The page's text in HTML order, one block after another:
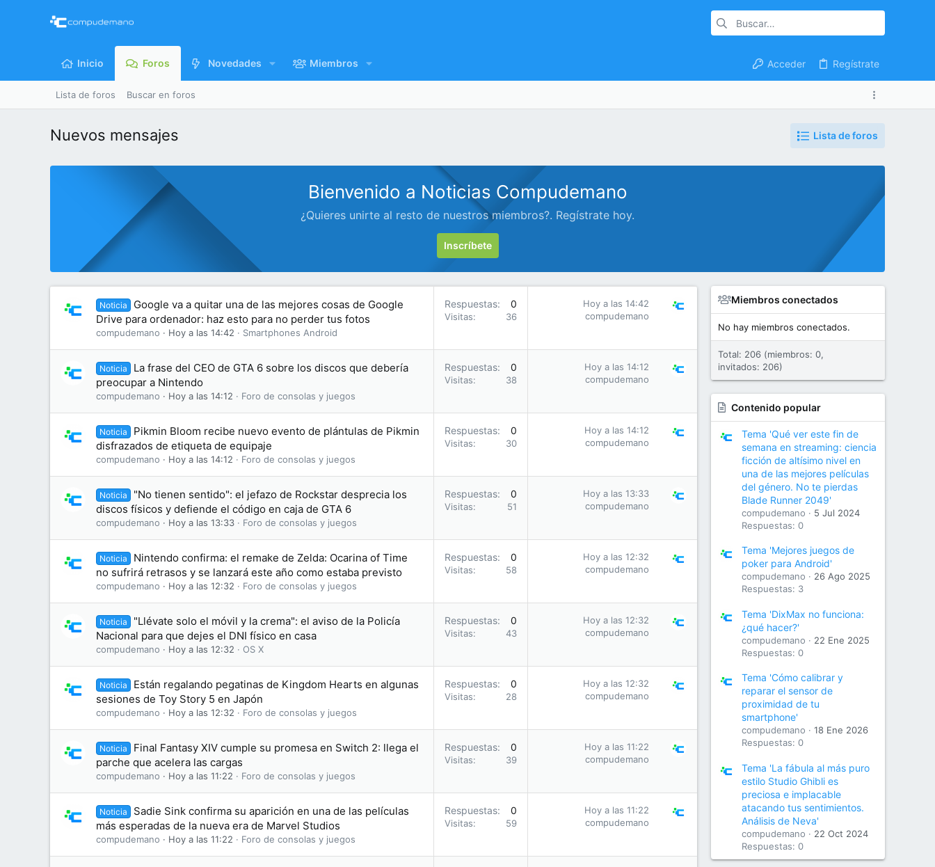
Inicio Foros Novedades Miembros Acceder Regístrate
Lista de foros Buscar en foros
Nuevos mensajes Lista de foros
Bienvenido a Noticias Compudemano
¿Quieres unirte al resto de nuestros miembros?. Regístrate hoy.
Inscríbete
Noticia
Google va a quitar una de las mejores cosas de Google
Drive para ordenador: haz esto para no perder tus fotos
compudemano Hoy a las 14:42 Smartphones Android
Respuestas 0
Visitas 36
Hoy a las 14:42
compudemano
Noticia
La frase del CEO de GTA 6 sobre los discos que debería
preocupar a Nintendo
compudemano Hoy a las 14:12 Foro de consolas y juegos
Respuestas 0
Visitas 38
Hoy a las 14:12
compudemano
Noticia
Pikmin Bloom recibe nuevo evento de plántulas de Pikmin
disfrazados de etiqueta de equipaje
compudemano Hoy a las 14:12 Foro de consolas y juegos
Respuestas 0
Visitas 30
Hoy a las 14:12
compudemano
Noticia
"No tienen sentido": el jefazo de Rockstar desprecia los
discos físicos y defiende el código en caja de GTA 6
compudemano Hoy a las 13:33 Foro de consolas y juegos
Respuestas 0
Visitas 51
Hoy a las 13:33
compudemano
Noticia
Nintendo confirma: el remake de Zelda: Ocarina of Time
no sufrirá retrasos y se lanzará este año como estaba previsto
compudemano Hoy a las 12:32 Foro de consolas y juegos
Respuestas 0
Visitas 58
Hoy a las 12:32
compudemano
Noticia
"Llévate solo el móvil y la crema": el aviso de la Policía
Nacional para que dejes el DNI físico en casa
compudemano Hoy a las 12:32 OS X
Respuestas 0
Visitas 43
Hoy a las 12:32
compudemano
Noticia
Están regalando pegatinas de Kingdom Hearts en algunas
sesiones de Toy Story 5 en Japón
compudemano Hoy a las 12:32 Foro de consolas y juegos
Respuestas 0
Visitas 28
Hoy a las 12:32
compudemano
Noticia
Final Fantasy XIV cumple su promesa en Switch 2: llega el
parche que acelera las cargas
compudemano Hoy a las 11:22 Foro de consolas y juegos
Respuestas 0
Visitas 39
Hoy a las 11:22
compudemano
Noticia
Sadie Sink confirma su aparición en una de las películas
más esperadas de la nueva era de Marvel Studios
compudemano Hoy a las 11:22 Foro de consolas y juegos
Respuestas 0
Visitas 59
Hoy a las 11:22
compudemano
Miembros conectados
No hay miembros conectados.
Total: 206 (miembros: 0,
invitados: 206)
Contenido popular
Tema 'Qué ver este fin de
semana en streaming: ciencia
ficción de altísimo nivel en
una de las mejores películas
del género. No te pierdas
Blade Runner 2049'
compudemano
5 Jul 2024
Respuestas: 0
Tema 'Mejores juegos de
poker para Android'
compudemano
26 Ago 2025
Respuestas: 3
Tema 'DixMax no funciona:
¿qué hacer?'
compudemano
22 Ene 2025
Respuestas: 0
Tema 'Cómo calibrar y
reparar el sensor de
proximidad de tu
smartphone'
compudemano
18 Ene 2026
Respuestas: 0
Tema 'La fábula al más puro
estilo Studio Ghibli es
preciosa e implacable
atacando tus sentimientos.
Análisis de Neva'
compudemano
22 Oct 2024
Respuestas: 0